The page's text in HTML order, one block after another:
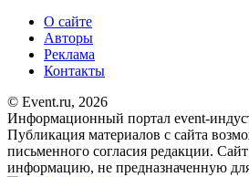
О сайте
Авторы
Реклама
Контакты
© Event.ru, 2026
Информационный портал event-
Публикация материалов с сайта
письменного согласия редакции.
информацию, не предназначенную